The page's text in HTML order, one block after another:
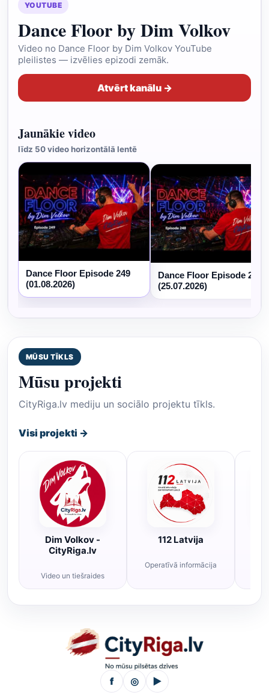
YOUTUBE
Dance Floor by Dim Volkov
Video no Dance Floor by Dim Volkov YouTube
pleilistes — izvēlies epizodi zemāk.
Atvērt kanālu →
Jaunākie video
līdz 50 video horizontālā lentē
Dance Floor Episode 249
(01.08.2026)
Dance Floor Episode 248
(25.07.2026)
MŪSU TĪKLS
Mūsu projekti
CityRiga.lv mediju un sociālo projektu tīkls.
Visi projekti →
Dim Volkov -
CityRiga.lv
Video un tiešraides
112 Latvija
Operatīvā informācija
f ◎ ▶